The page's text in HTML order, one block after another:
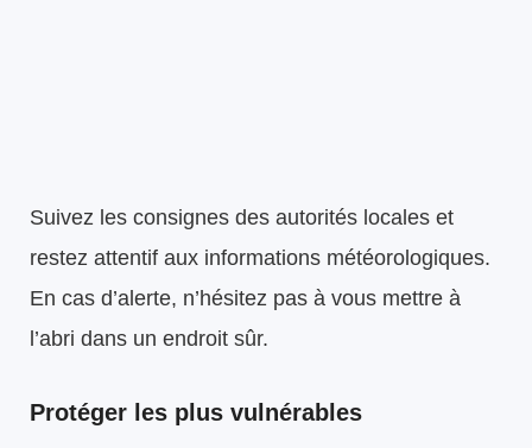
Suivez les consignes des autorités locales et
restez attentif aux informations météorologiques.
En cas d’alerte, n’hésitez pas à vous mettre à
l’abri dans un endroit sûr.
Protéger les plus vulnérables